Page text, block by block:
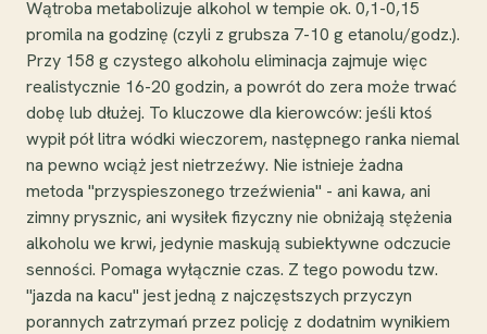
Wątroba metabolizuje alkohol w tempie ok. 0,1-0,15
promila na godzinę (czyli z grubsza 7-10 g etanolu/godz.).
Przy 158 g czystego alkoholu eliminacja zajmuje więc
realistycznie 16-20 godzin, a powrót do zera może trwać
dobę lub dłużej. To kluczowe dla kierowców: jeśli ktoś
wypił pół litra wódki wieczorem, następnego ranka niemal
na pewno wciąż jest nietrzeźwy. Nie istnieje żadna
metoda "przyspieszonego trzeźwienia" - ani kawa, ani
zimny prysznic, ani wysiłek fizyczny nie obniżają stężenia
alkoholu we krwi, jedynie maskują subiektywne odczucie
senności. Pomaga wyłącznie czas. Z tego powodu tzw.
"jazda na kacu" jest jedną z najczęstszych przyczyn
porannych zatrzymań przez policję z dodatnim wynikiem